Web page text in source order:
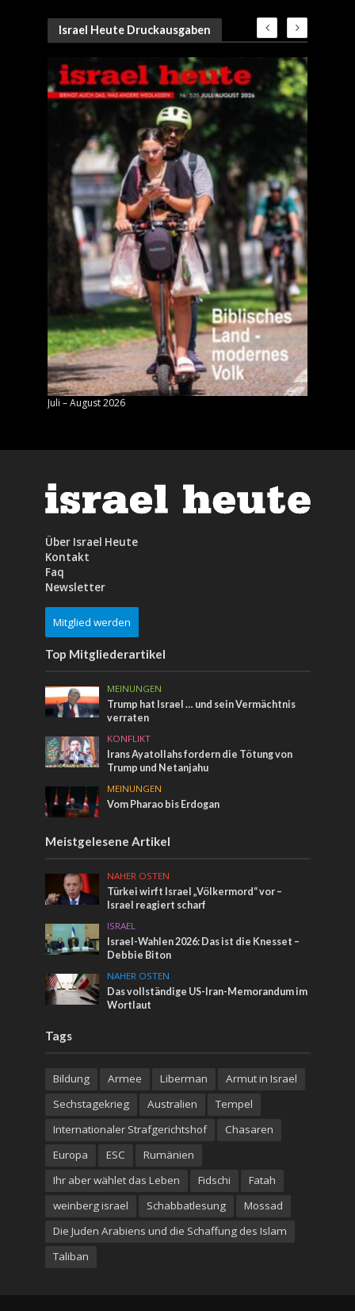
Israel Heute Druckausgaben
Juli – August 2026
Über Israel Heute
Kontakt
Faq
Newsletter
Mitglied werden
Top Mitgliederartikel
MEINUNGEN
Trump hat Israel … und sein Vermächtnis
verraten
KONFLIKT
Irans Ayatollahs fordern die Tötung von
Trump und Netanjahu
MEINUNGEN
Vom Pharao bis Erdogan
Meistgelesene Artikel
NAHER OSTEN
Türkei wirft Israel „Völkermord“ vor –
Israel reagiert scharf
ISRAEL
Israel-Wahlen 2026: Das ist die Knesset –
Debbie Biton
NAHER OSTEN
Das vollständige US-Iran-Memorandum im
Wortlaut
Tags
Bildung Armee Liberman
Armut in Israel
Sechstagekrieg
Australien
Tempel
Internationaler Strafgerichtshof
Chasaren
Europa
ESC
Rumänien
Ihr aber wählet das Leben
Fidschi
Fatah
weinberg israel
Schabbatlesung
Mossad
Die Juden Arabiens und die Schaffung des Islam
Taliban